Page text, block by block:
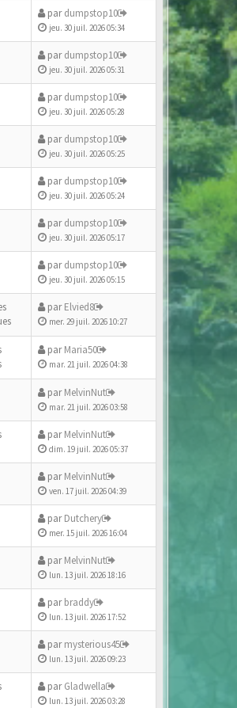
pardumpstop10
jeu. 30 juil. 2026 05:34
pardumpstop10
jeu. 30 juil. 2026 05:31
pardumpstop10
jeu. 30 juil. 2026 05:28
pardumpstop10
jeu. 30 juil. 2026 05:25
pardumpstop10
jeu. 30 juil. 2026 05:24
pardumpstop10
jeu. 30 juil. 2026 05:17
pardumpstop10
jeu. 30 juil. 2026 05:15
parElvied8
mer. 29 juil. 2026 10:27
parMaria50
mar. 21 juil. 2026 04:38
parMelvinNut
mar. 21 juil. 2026 03:58
parMelvinNut
dim. 19 juil. 2026 05:37
parMelvinNut
ven. 17 juil. 2026 04:39
parDutchery
mer. 15 juil. 2026 16:04
parMelvinNut
lun. 13 juil. 2026 18:16
parbraddy
lun. 13 juil. 2026 17:52
parmysterious45
lun. 13 juil. 2026 09:23
parGladwella
lun. 13 juil. 2026 03:28